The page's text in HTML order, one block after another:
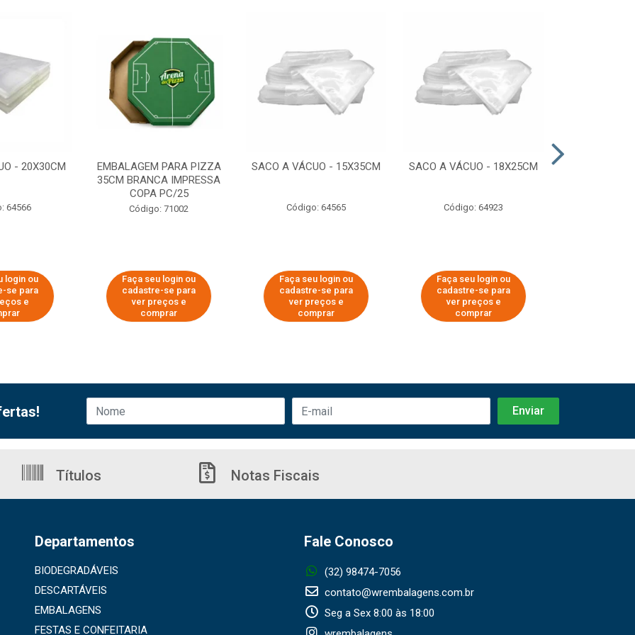
- 20X30CM
64566
login ou
se para
e
EMBALAGEM PARA PIZZA
35CM BRANCA IMPRESSA
COPA PC/25
Código: 71002
Faça seu login ou
cadastre-se para
ver preços e
comprar
SACO A VÁCUO - 15X35CM
Código: 64565
Faça seu login ou
cadastre-se para
ver preços e
comprar
SACO A VÁCUO - 18X25CM
Código: 64923
Faça seu login ou
cadastre-se para
ver preços e
comprar
Títulos Notas Fiscais
Departamentos
BIODEGRADÁVEIS
DESCARTÁVEIS
EMBALAGENS
FESTAS E CONFEITARIA
Fale Conosco
(32) 98474-7056
contato@wrembalagens.com.br
Seg a Sex 8:00 às 18:00